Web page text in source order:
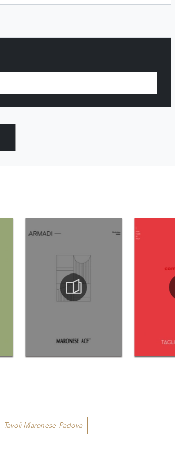
Tavoli Maronese Padova